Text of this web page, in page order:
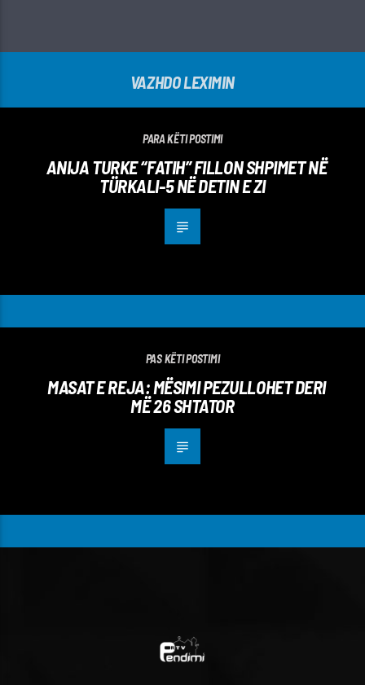
VAZHDO LEXIMIN
PARA KËTI POSTIMI
ANIJA TURKE “FATIH” FILLON SHPIMET NË
TÜRKALI-5 NË DETIN E ZI
PAS KËTI POSTIMI
MASAT E REJA: MËSIMI PEZULLOHET DERI
MË 26 SHTATOR